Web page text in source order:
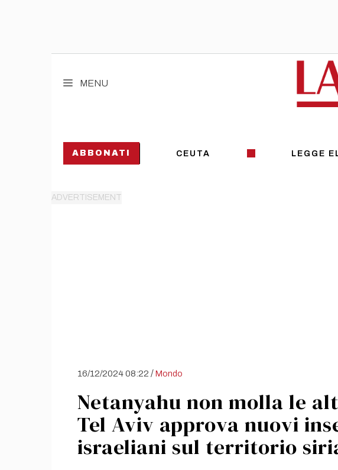
MENU
ABBONATI CEUTA LEGGE
16/12/2024 08:22 /Mondo
Netanyahu non molla le
Tel Aviv approva nuovi
israeliani sul territorio